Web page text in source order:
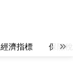
經濟指標 保險